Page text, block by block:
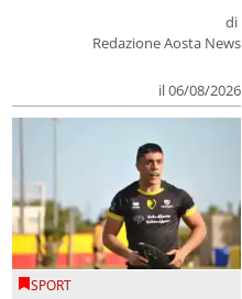
di
Redazione Aosta News
il 06/08/2026
SPORT